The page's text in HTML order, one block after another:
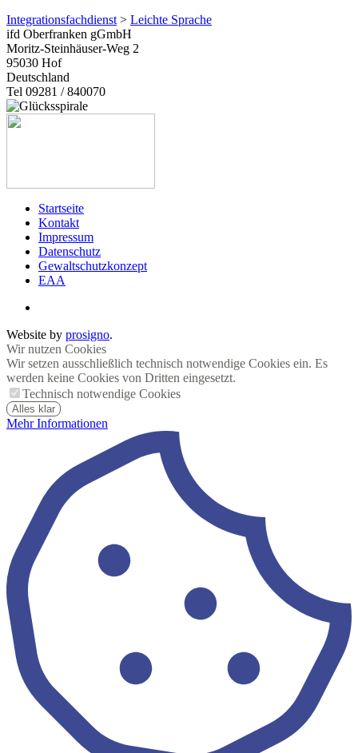
Integrationsfachdienst > Leichte Sprache
ifd Oberfranken gGmbH
Moritz-Steinhäuser-Weg 2
95030 Hof
Deutschland
Tel 09281 / 840070
Startseite
Kontakt
Impressum
Datenschutz
Gewaltschutzkonzept
EAA
Website by prosigno.
Wir nutzen Cookies
Wir setzen ausschließlich technisch notwendige Cookies ein. Es
werden keine Cookies von Dritten eingesetzt.
Technisch notwendige Cookies
Alles klar
Mehr Informationen